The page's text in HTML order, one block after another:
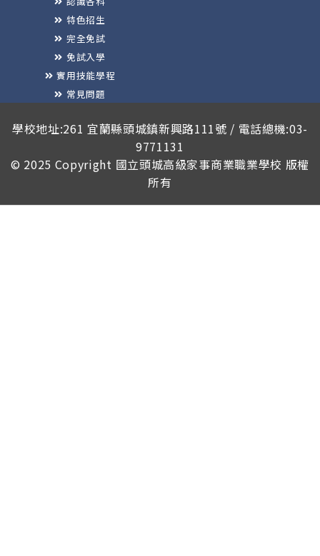
特色招生
完全免試
免試入學
實用技能學程
常見問題
學校地址:261 宜蘭縣頭城鎮新興路111號 / 電話總機:03-
9771131
© 2025 Copyright 國立頭城高級家事商業職業學校 版權
所有